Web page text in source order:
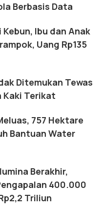
Berbasis Data
Ibu dan Anak
Uang Rp135
Ditemukan Tewas
Kaki Terikat
757 Hektare
Bantuan Water
Berakhir,
400.000
Triliun